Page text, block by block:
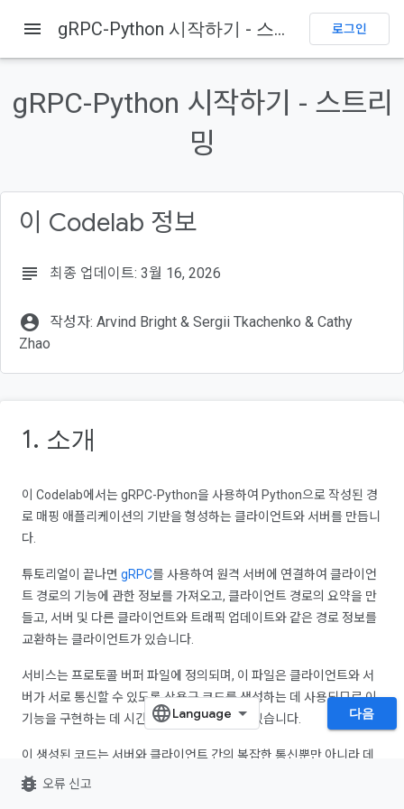
학습할 내용
필요한 항목
서버 시작
menu gRPC-Python 시작하기 - 스트리밍 로그인
gRPC-Python 시작하기 - 스트리
밍
이 Codelab 정보
subject 최종 업데이트: 3월 16, 2026
account_circle
작성자: Arvind Bright & Sergii Tkachenko & Cathy
Zhao
1. 소개
이 Codelab에서는 gRPC-Python을 사용하여 Python으로 작성된 경
로 매핑 애플리케이션의 기반을 형성하는 클라이언트와 서버를 만듭니
다.
튜토리얼이 끝나면 gRPC를 사용하여 원격 서버에 연결하여 클라이언
트 경로의 기능에 관한 정보를 가져오고, 클라이언트 경로의 요약을 만
들고, 서버 및 다른 클라이언트와 트래픽 업데이트와 같은 경로 정보를
교환하는 클라이언트가 있습니다.
서비스는 프로토콜 버퍼 파일에 정의되며, 이 파일은 클라이언트와 서
버가 서로 통신할 수 있도록 상용구 코드를 생성하는 데 사용되므로 이
기능을 구현하는 데 시간과 노력을 절약할 수 있습니다.
이 생성된 코드는 서버와 클라이언트 간의 복잡한 통신뿐만 아니라 데
이터 직렬화 및 역직렬화도 처리합니다.
다음
bug_report 오류 신고